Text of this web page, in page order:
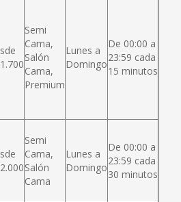
Semi
Cama,
Salón
Cama,
Premium
Lunes a
Domingo
De 00:00 a
23:59 cada
15 minutos
Semi
Cama,
Salón
Cama
Lunes a
Domingo
De 00:00 a
23:59 cada
30 minutos